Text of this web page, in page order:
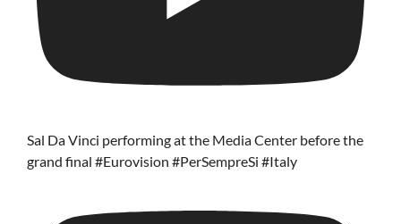
Sal Da Vinci performing at the Media Center before the
grand final #Eurovision #PerSempreSi #Italy